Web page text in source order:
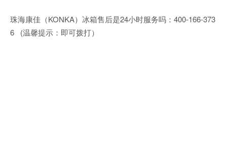
珠海康佳（KONKA）冰箱售后是24小时服务吗：400-166-373
6 (温馨提示：即可拨打）